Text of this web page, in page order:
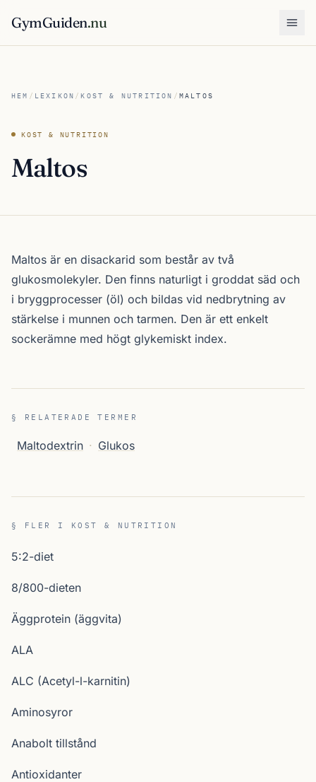
GymGuiden.nu
HEM / LEXIKON /KOST & NUTRITION / MALTOS
KOST & NUTRITION
Maltos
Maltos är en disackarid som består av två
glukosmolekyler. Den finns naturligt i groddat säd och
i bryggprocesser (öl) och bildas vid nedbrytning av
stärkelse i munnen och tarmen. Den är ett enkelt
sockerämne med högt glykemiskt index.
§ RELATERADE TERMER
Maltodextrin · Glukos
§ FLER I KOST & NUTRITION
5:2-diet
8/800-dieten
Äggprotein (äggvita)
ALA
ALC (Acetyl-l-karnitin)
Aminosyror
Anabolt tillstånd
Antioxidanter